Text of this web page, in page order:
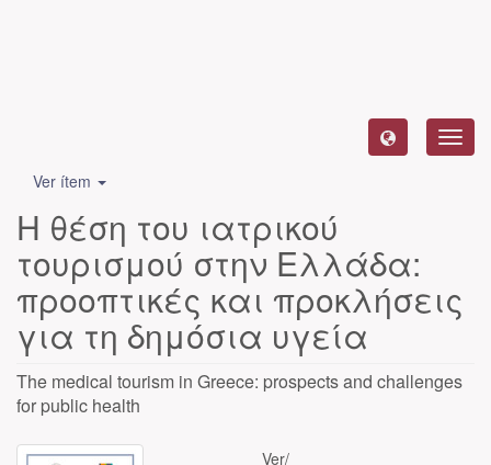
Ver ítem
Η θέση του ιατρικού
τουρισμού στην Ελλάδα:
προοπτικές και προκλήσεις
για τη δημόσια υγεία
The medical tourism in Greece: prospects and challenges
for public health
Ver/